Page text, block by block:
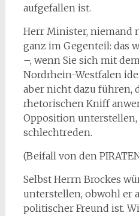
aufgefallen ist.
Herr Minister, niemand
ganz im Gegenteil: das
–, wenn Sie sich mit
Nordrhein-Westfalen
aber nicht dazu führen,
rhetorischen Kniff
Opposition unterstellen,
schlechtreden.
(Beifall von den
Selbst Herrn Brockes
unterstellen, obwohl er
politischer Freund ist.